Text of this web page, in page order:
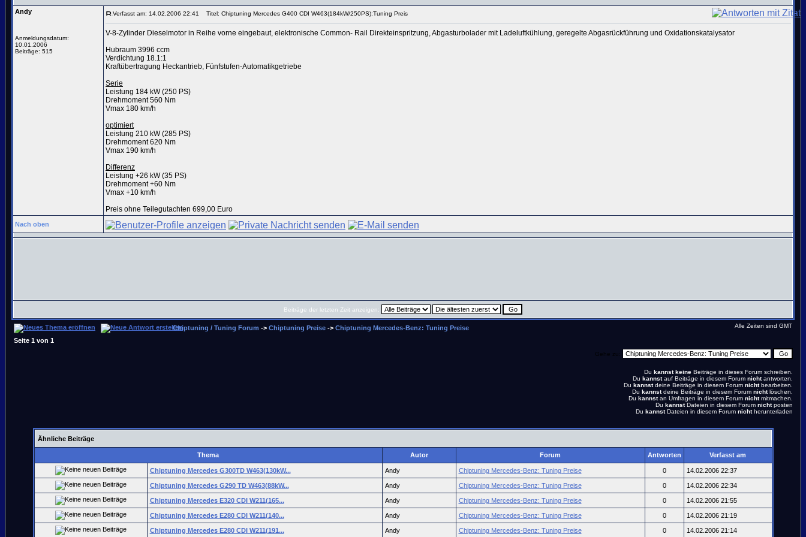
Andy
Anmeldungsdatum:
10.01.2006
Beiträge: 515
Verfasst am: 14.02.2006 22:41 Titel: Chiptuning Mercedes G400 CDI W463(184kW/250PS):Tuning Preis
V-8-Zylinder Dieselmotor in Reihe vorne eingebaut, elektronische Common- Rail Direkteinspritzung, Abgasturbolader mit Ladeluftkühlung, geregelte Abgasrückführung und Oxidationskatalysator
Hubraum 3996 ccm
Verdichtung 18.1:1
Kraftübertragung Heckantrieb, Fünfstufen-Automatikgetriebe
Serie
Leistung 184 kW (250 PS)
Drehmoment 560 Nm
Vmax 180 km/h
optimiert
Leistung 210 kW (285 PS)
Drehmoment 620 Nm
Vmax 190 km/h
Differenz
Leistung +26 kW (35 PS)
Drehmoment +60 Nm
Vmax +10 km/h
Preis ohne Teilegutachten 699,00 Euro
Nach oben
Beiträge der letzten Zeit anzeigen:
Chiptuning / Tuning Forum -> Chiptuning Preise -> Chiptuning Mercedes-Benz: Tuning Preise Alle Zeiten sind GMT
Seite 1 von 1
Gehe zu:
Du kannst keine Beiträge in dieses Forum schreiben.
Du kannstauf Beiträge in diesem Forum nichtantworten.
Du kannstdeine Beiträge in diesem Forum nichtbearbeiten.
Du kannstdeine Beiträge in diesem Forum nichtlöschen.
Du kannstan Umfragen in diesem Forum nichtmitmachen.
Du kannstDateien in diesem Forum nichtposten
Du kannstDateien in diesem Forum nichtherunterladen
Ähnliche Beiträge
Thema Autor Forum Antworten Verfasst am
Chiptuning Mercedes G300TD W463(130kW... Andy Chiptuning Mercedes-Benz: Tuning Preise 0 14.02.2006 22:37
Chiptuning Mercedes G290 TD W463(88kW... Andy Chiptuning Mercedes-Benz: Tuning Preise 0 14.02.2006 22:34
Chiptuning Mercedes E320 CDI W211(165... Andy Chiptuning Mercedes-Benz: Tuning Preise 0 14.02.2006 21:55
Chiptuning Mercedes E280 CDI W211(140... Andy Chiptuning Mercedes-Benz: Tuning Preise 0 14.02.2006 21:19
Chiptuning Mercedes E280 CDI W211(191... Andy Chiptuning Mercedes-Benz: Tuning Preise 0 14.02.2006 21:14